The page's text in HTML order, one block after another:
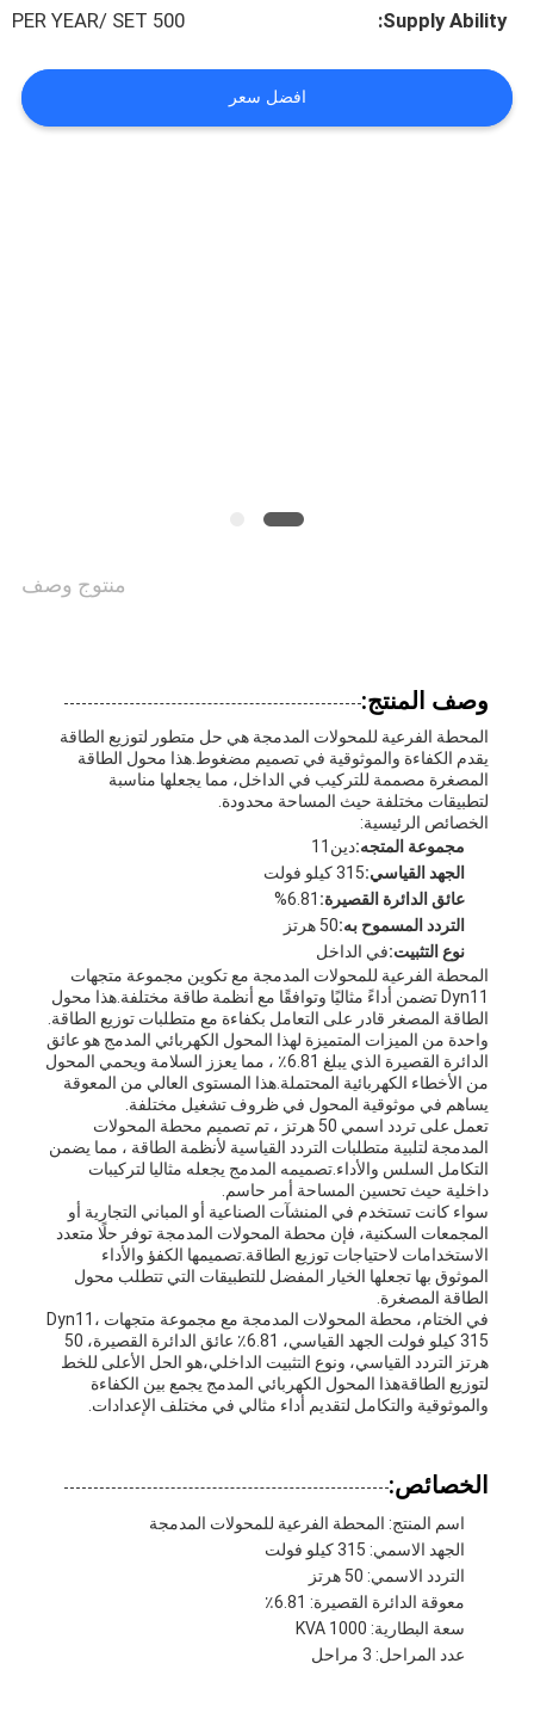
اتصل
بنا
Supply Ability:
500 PER YEAR/ SET
افضل سعر
منتوج وصف
وصف المنتج:
المحطة الفرعية للمحولات المدمجة هي حل متطور لتوزيع الطاقة
يقدم الكفاءة والموثوقية في تصميم مضغوط.هذا محول الطاقة
المصغرة مصممة للتركيب في الداخل، مما يجعلها مناسبة
لتطبيقات مختلفة حيث المساحة محدودة.
الخصائص الرئيسية:
مجموعة المتجه:دين11
الجهد القياسي:315 كيلو فولت
عائق الدائرة القصيرة: 6.81%
التردد المسموح به:50 هرتز
نوع التثبيت:في الداخل
المحطة الفرعية للمحولات المدمجة مع تكوين مجموعة متجهات
Dyn11 تضمن أداءً مثاليًا وتوافقًا مع أنظمة طاقة مختلفة.هذا محول
الطاقة المصغر قادر على التعامل بكفاءة مع متطلبات توزيع الطاقة.
واحدة من الميزات المتميزة لهذا المحول الكهربائي المدمج هو عائق
الدائرة القصيرة الذي يبلغ 6.81٪ ، مما يعزز السلامة ويحمي المحول
من الأخطاء الكهربائية المحتملة.هذا المستوى العالي من المعوقة
يساهم في موثوقية المحول في ظروف تشغيل مختلفة.
تعمل على تردد اسمي 50 هرتز ، تم تصميم محطة المحولات
المدمجة لتلبية متطلبات التردد القياسية لأنظمة الطاقة ، مما يضمن
التكامل السلس والأداء.تصميمه المدمج يجعله مثاليا لتركيبات
داخلية حيث تحسين المساحة أمر حاسم.
سواء كانت تستخدم في المنشآت الصناعية أو المباني التجارية أو
المجمعات السكنية، فإن محطة المحولات المدمجة توفر حلًا متعدد
الاستخدامات لاحتياجات توزيع الطاقة.تصميمها الكفؤ والأداء
الموثوق بها تجعلها الخيار المفضل للتطبيقات التي تتطلب محول
الطاقة المصغرة.
في الختام، محطة المحولات المدمجة مع مجموعة متجهات Dyn11،
315 كيلو فولت الجهد القياسي، 6.81٪ عائق الدائرة القصيرة، 50
هرتز التردد القياسي، ونوع التثبيت الداخلي،هو الحل الأعلى للخط
لتوزيع الطاقةهذا المحول الكهربائي المدمج يجمع بين الكفاءة
والموثوقية والتكامل لتقديم أداء مثالي في مختلف الإعدادات.
الخصائص:
اسم المنتج: المحطة الفرعية للمحولات المدمجة
الجهد الاسمي: 315 كيلو فولت
التردد الاسمي: 50 هرتز
معوقة الدائرة القصيرة: 6.81٪
سعة البطارية: 1000 KVA
عدد المراحل: 3 مراحل